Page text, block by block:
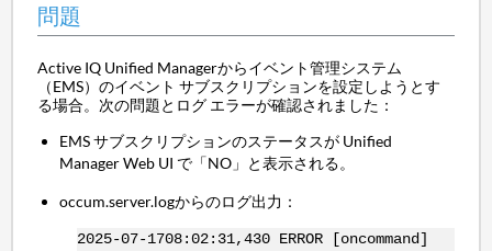
問題
Active IQ Unified Managerからイベント管理システム
（EMS）のイベント サブスクリプションを設定しようとす
る場合。次の問題とログ エラーが確認されました：
EMS サブスクリプションのステータスが Unified
Manager Web UI で「NO」と表示される。
occum.server.logからのログ出力：
2025-07-1708:02:31,430 ERROR [oncommand]